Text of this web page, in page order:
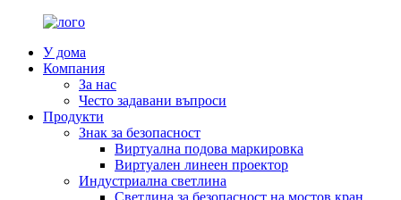
У дома
Компания
За нас
Често задавани въпроси
Продукти
Знак за безопасност
Виртуална подова маркировка
Виртуален линеен проектор
Индустриална светлина
Светлина за безопасност на мостов кран